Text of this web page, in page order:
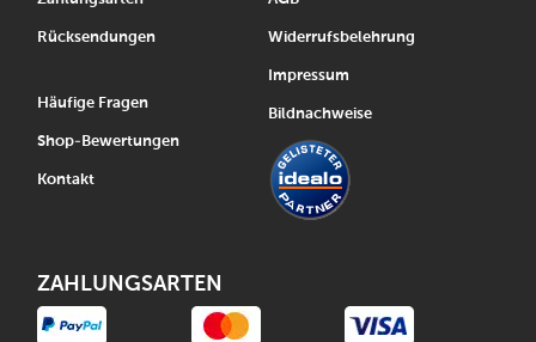
Rücksendungen
Häufige Fragen
Shop-Bewertungen
Kontakt
Widerrufsbelehrung
Impressum
Bildnachweise
ZAHLUNGSARTEN